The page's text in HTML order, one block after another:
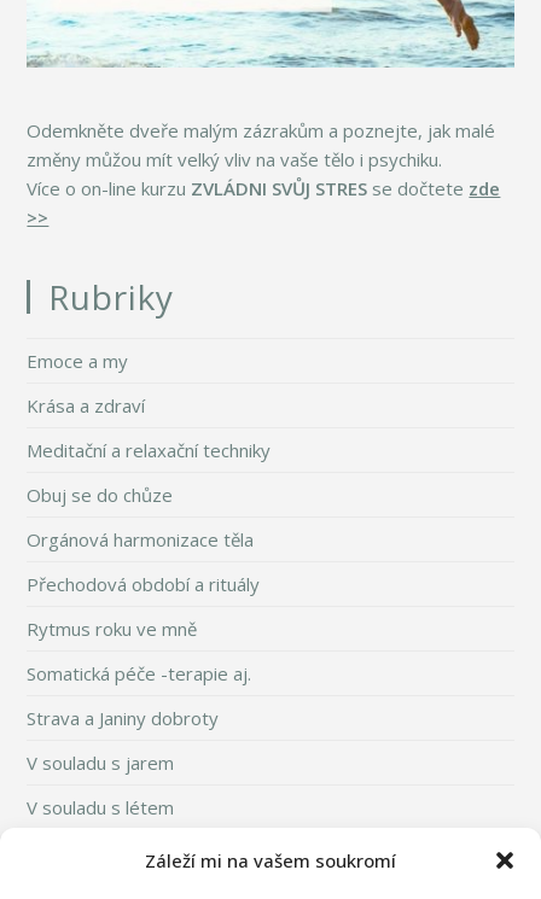
Záleží mi na vašem soukromí
Odemkněte dveře malým zázrakům a poznejte, jak malé
změny můžou mít velký vliv na vaše tělo i psychiku.
Více o on-line kurzu ZVLÁDNI SVŮJ STRES se dočtete zde
>>
Rubriky
Emoce a my
Krása a zdraví
Meditační a relaxační techniky
Obuj se do chůze
Orgánová harmonizace těla
Přechodová období a rituály
Rytmus roku ve mně
Somatická péče -terapie aj.
Strava a Janiny dobroty
V souladu s jarem
V souladu s létem
V souladu s podzimem